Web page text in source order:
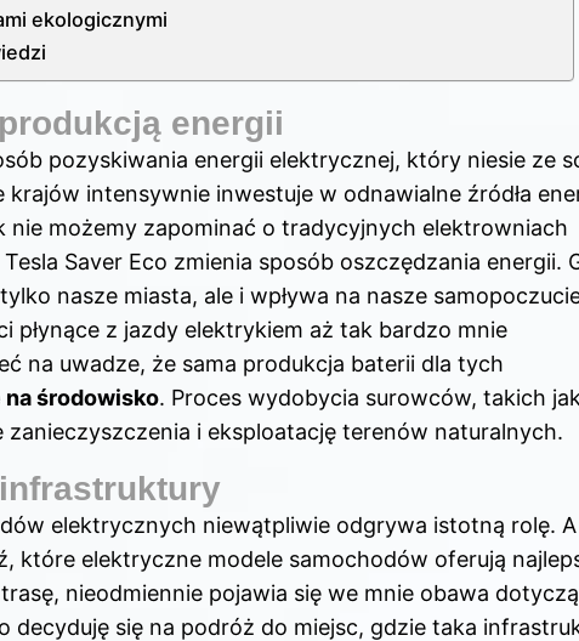
ekologicznymi
energii
pozyskiwania energii elektrycznej, który niesie ze
krajów intensywnie inwestuje w odnawialne źródła
nie możemy zapominać o tradycyjnych elektrowniach
Tesla Saver Eco zmienia sposób oszczędzania energii.
nasze miasta, ale i wpływa na nasze
z jazdy elektrykiem aż tak bardzo mnie
na uwadze, że sama produkcja baterii dla tych
na środowisko. Proces wydobycia surowców, takich
i eksploatację terenów naturalnych.
elektrycznych niewątpliwie odgrywa istotną rolę.
które elektryczne modele samochodów oferują
nieodmiennie pojawia się we mnie obawa
decyduję się na podróż do miejsc, gdzie taka